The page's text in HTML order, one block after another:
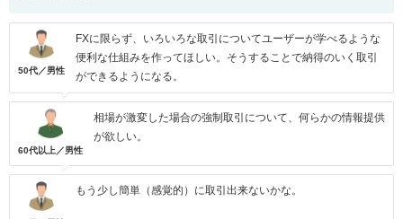
50代／男性
FXに限らず、いろいろな取引についてユーザーが学べるような
便利な仕組みを作ってほしい。そうすることで納得のいく取引
ができるようになる。
60代以上／男性
相場が激変した場合の強制取引について、何らかの情報提供
が欲しい。
もう少し簡単（感覚的）に取引出来ないかな。